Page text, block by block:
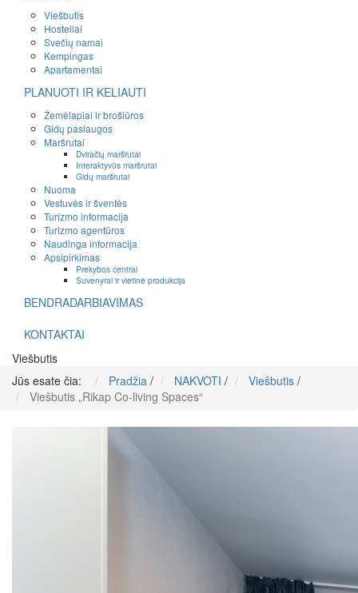
Viešbutis
Hosteliai
Svečių namai
Kempingas
Apartamentai
PLANUOTI IR KELIAUTI
Žemėlapiai ir brošiūros
Gidų paslaugos
Maršrutai
Dviračių maršrutai
Interaktyvūs maršrutai
Gidų maršrutai
Nuoma
Vestuvės ir šventės
Turizmo informacija
Turizmo agentūros
Naudinga informacija
Apsipirkimas
Prekybos centrai
Suvenyrai ir vietinė produkcija
BENDRADARBIAVIMAS
KONTAKTAI
Viešbutis
Jūs esate čia:
Pradžia / NAKVOTI / Viešbutis /
Viešbutis „Rikap Co-living Spaces“